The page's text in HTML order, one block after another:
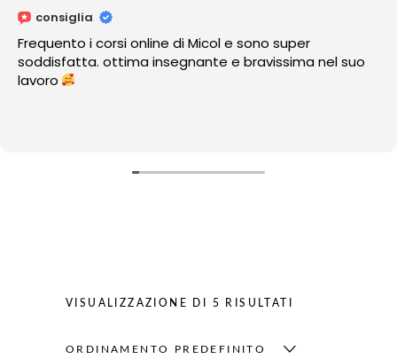
consiglia
i corsi online di Micol e sono super
ottima insegnante e bravissima nel suo
VISUALIZZAZIONE DI 5 RISULTATI
ORDINAMENTO PREDEFINITO